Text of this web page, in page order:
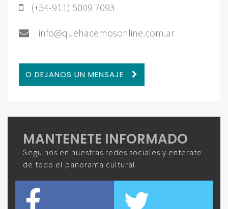
(+54-911) 5009 7093
info@quehacemosonline.com.ar
O DEJANOS UN MENSAJE
MANTENETE INFORMADO
Seguinos en nuestras redes sociales y enterate
de todo el panorama cultural.